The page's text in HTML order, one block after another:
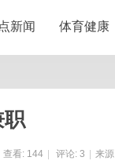
新闻 体育健康
职
查看: 144 评论: 3 来